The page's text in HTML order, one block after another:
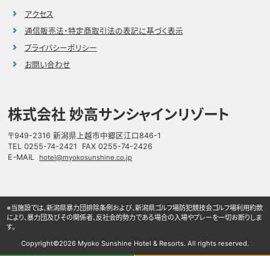
アクセス
通信販売法・特定商取引法の表記に基づく表示
プライバシーポリシー
お問い合わせ
株式会社 妙高サンシャインリゾート
〒949-2316 新潟県上越市中郷区江口846-1
TEL 0255-74-2421 FAX 0255-74-2426
E-MAILhotel@myokosunshine.co.jp
※当施設では、新潟県暴力団排除条例および、新潟県ゴルフ場防犯競技会ゴルフ場利用約款
により、暴力団及びその関係者、反社会的勢力である場合の入場やプレーを一切お断りしま
す。
Copyright©2026 Myoko Sunshine Hotel & Resorts. All rights reserved.